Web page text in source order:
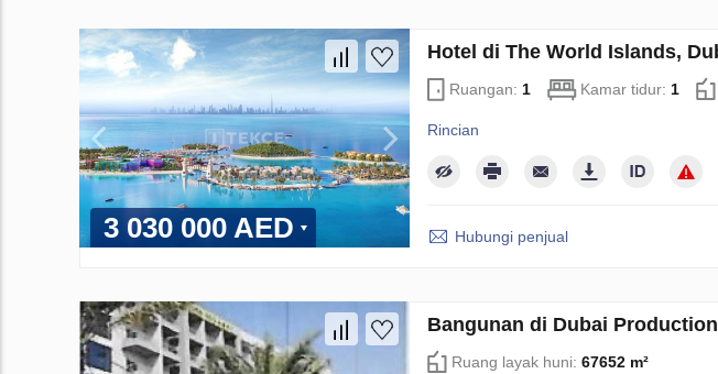
3 030 000 AED
Hotel di The World Islands,
Ruangan: 1 Kamar tidur: 1
Rincian
Hubungi penjual
Bangunan di Dubai
Ruang layak huni: 67652 m²